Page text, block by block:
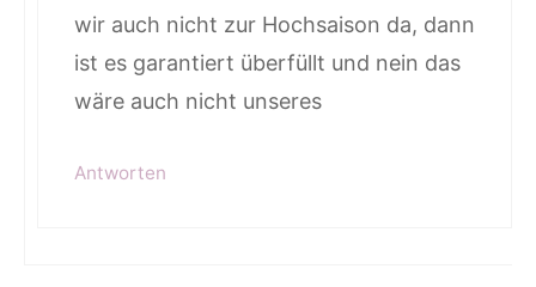
wir auch nicht zur Hochsaison da, dann
ist es garantiert überfüllt und nein das
wäre auch nicht unseres
Antworten